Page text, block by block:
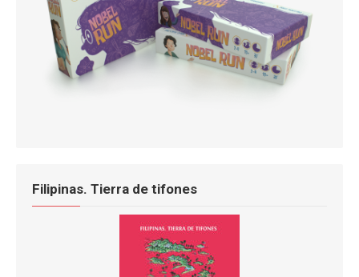
Filipinas. Tierra de tifones